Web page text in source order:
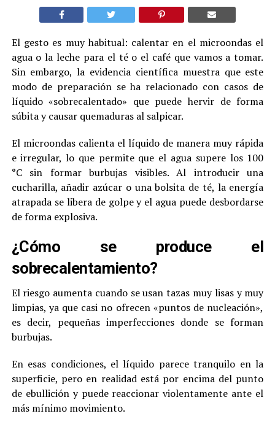
El gesto es muy habitual: calentar en el microondas el
agua o la leche para el té o el café que vamos a tomar.
Sin embargo, la evidencia científica muestra que este
modo de preparación se ha relacionado con casos de
líquido «sobrecalentado» que puede hervir de forma
súbita y causar quemaduras al salpicar.
El microondas calienta el líquido de manera muy rápida
e irregular, lo que permite que el agua supere los 100
°C sin formar burbujas visibles. Al introducir una
cucharilla, añadir azúcar o una bolsita de té, la energía
atrapada se libera de golpe y el agua puede desbordarse
de forma explosiva.
¿Cómo se produce el
sobrecalentamiento?
El riesgo aumenta cuando se usan tazas muy lisas y muy
limpias, ya que casi no ofrecen «puntos de nucleación»,
es decir, pequeñas imperfecciones donde se forman
burbujas.
En esas condiciones, el líquido parece tranquilo en la
superficie, pero en realidad está por encima del punto
de ebullición y puede reaccionar violentamente ante el
más mínimo movimiento.